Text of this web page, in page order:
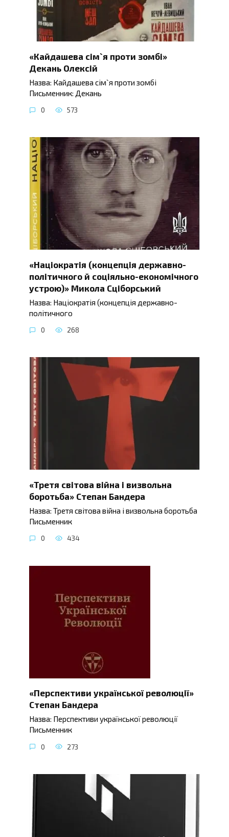
«Кайдашева сім`я проти зомбі»
Декань Олексій
Назва: Кайдашева сім`я проти зомбі
Письменник: Декань
0 573
«Націократія (концепція державно-
політичного й соціяльно-економічного
устрою)» Микола Сціборський
Назва: Націократія (концепція державно-
політичного
0 268
«Третя світова війна і визвольна
боротьба» Степан Бандера
Назва: Третя світова війна і визвольна боротьба
Письменник
0 434
«Перспективи української революції»
Степан Бандера
Назва: Перспективи української революції
Письменник
0 273